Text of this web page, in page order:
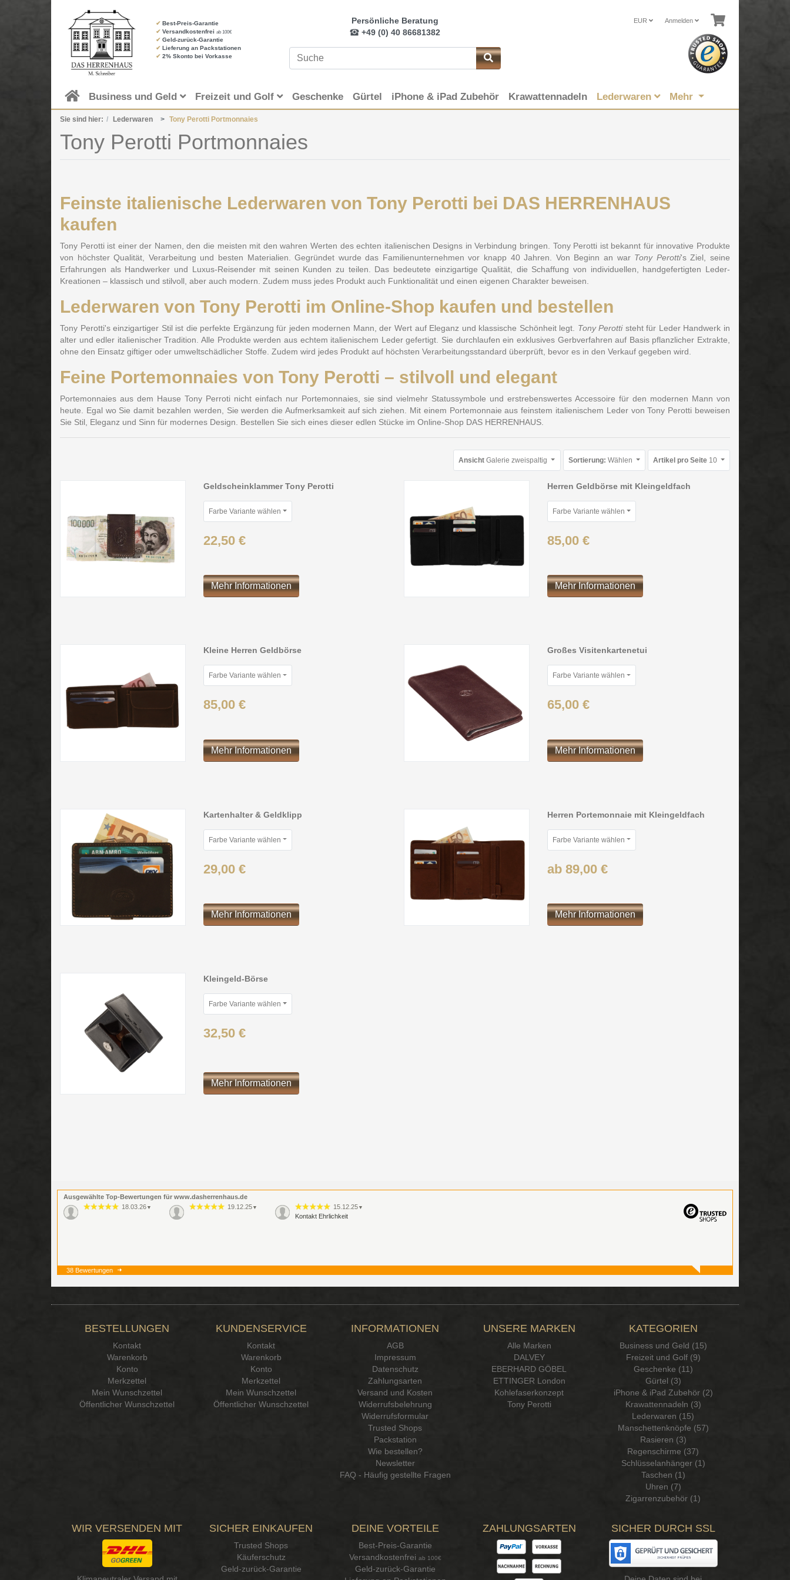
✔ Best-Preis-Garantie
✔ Versandkostenfrei ab 100€
✔ Geld-zurück-Garantie
✔ Lieferung an Packstationen
✔ 2% Skonto bei Vorkasse
EUR Anmelden
Persönliche Beratung
+49 (0) 40 86681382
Business und Geld Freizeit und Golf Geschenke Gürtel iPhone & iPad Zubehör Krawattennadeln Lederwaren Mehr
Sie sind hier: Lederwaren Tony Perotti Portmonnaies
Tony Perotti Portmonnaies
Feinste italienische Lederwaren von Tony Perotti bei DAS HERRENHAUS
kaufen
Tony Perotti ist einer der Namen, den die meisten mit den wahren Werten des echten italienischen Designs in Verbindung bringen. Tony Perotti ist bekannt für innovative Produkte
von höchster Qualität, Verarbeitung und besten Materialien. Gegründet wurde das Familienunternehmen vor knapp 40 Jahren. Von Beginn an war Tony Perotti's Ziel, seine
Erfahrungen als Handwerker und Luxus-Reisender mit seinen Kunden zu teilen. Das bedeutete einzigartige Qualität, die Schaffung von individuellen, handgefertigten Leder-
Kreationen – klassisch und stilvoll, aber auch modern. Zudem muss jedes Produkt auch Funktionalität und einen eigenen Charakter beweisen.
Lederwaren von Tony Perotti im Online-Shop kaufen und bestellen
Tony Perotti's einzigartiger Stil ist die perfekte Ergänzung für jeden modernen Mann, der Wert auf Eleganz und klassische Schönheit legt. Tony Perottisteht für Leder Handwerk in
alter und edler italienischer Tradition. Alle Produkte werden aus echtem italienischem Leder gefertigt. Sie durchlaufen ein exklusives Gerbverfahren auf Basis pflanzlicher Extrakte,
ohne den Einsatz giftiger oder umweltschädlicher Stoffe. Zudem wird jedes Produkt auf höchsten Verarbeitungsstandard überprüft, bevor es in den Verkauf gegeben wird.
Feine Portemonnaies von Tony Perotti – stilvoll und elegant
Portemonnaies aus dem Hause Tony Perroti nicht einfach nur Portemonnaies, sie sind vielmehr Statussymbole und erstrebenswertes Accessoire für den modernen Mann von
heute. Egal wo Sie damit bezahlen werden, Sie werden die Aufmerksamkeit auf sich ziehen. Mit einem Portemonnaie aus feinstem italienischem Leder von Tony Perotti beweisen
Sie Stil, Eleganz und Sinn für modernes Design. Bestellen Sie sich eines dieser edlen Stücke im Online-Shop DAS HERRENHAUS.
Ansicht Galerie zweispaltig Sortierung: Wählen Artikel pro Seite 10
Geldscheinklammer Tony Perotti
Farbe Variante wählen
22,50 €
Mehr Informationen
Herren Geldbörse mit Kleingeldfach
Farbe Variante wählen
85,00 €
Mehr Informationen
Kleine Herren Geldbörse
Farbe Variante wählen
85,00 €
Mehr Informationen
Großes Visitenkartenetui
Farbe Variante wählen
65,00 €
Mehr Informationen
Kartenhalter & Geldklipp
Farbe Variante wählen
29,00 €
Mehr Informationen
Herren Portemonnaie mit Kleingeldfach
Farbe Variante wählen
ab 89,00 €
Mehr Informationen
Kleingeld-Börse
Farbe Variante wählen
32,50 €
Mehr Informationen
Ausgewählte Top-Bewertungen für www.dasherrenhaus.de
18.03.26 ▼ 19.12.25 ▼ 15.12.25 ▼
Kontakt Ehrlichkeit
38 Bewertungen
BESTELLUNGEN
Kontakt
Warenkorb
Konto
Merkzettel
Mein Wunschzettel
Öffentlicher Wunschzettel
KUNDENSERVICE
Kontakt
Warenkorb
Konto
Merkzettel
Mein Wunschzettel
Öffentlicher Wunschzettel
INFORMATIONEN
AGB
Impressum
Datenschutz
Zahlungsarten
Versand und Kosten
Widerrufsbelehrung
Widerrufsformular
Trusted Shops
Packstation
Wie bestellen?
Newsletter
FAQ - Häufig gestellte Fragen
UNSERE MARKEN
Alle Marken
DALVEY
EBERHARD GÖBEL
ETTINGER London
Kohlefaserkonzept
Tony Perotti
KATEGORIEN
Business und Geld (15)
Freizeit und Golf (9)
Geschenke (11)
Gürtel (3)
iPhone & iPad Zubehör (2)
Krawattennadeln (3)
Lederwaren (15)
Manschettenknöpfe (57)
Rasieren (3)
Regenschirme (37)
Schlüsselanhänger (1)
Taschen (1)
Uhren (7)
Zigarrenzubehör (1)
WIR VERSENDEN MIT SICHER EINKAUFEN
Trusted Shops
Käuferschutz
Geld-zurück-Garantie
DEINE VORTEILE
Best-Preis-Garantie
Versandkostenfrei ab 100€
Geld-zurück-Garantie
ZAHLUNGSARTEN SICHER DURCH SSL